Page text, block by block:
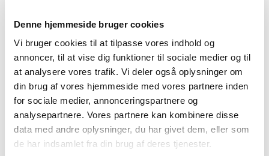
Denne hjemmeside bruger cookies
Vi bruger cookies til at tilpasse vores indhold og
annoncer, til at vise dig funktioner til sociale medier og til
at analysere vores trafik. Vi deler også oplysninger om
din brug af vores hjemmeside med vores partnere inden
for sociale medier, annonceringspartnere og
analysepartnere. Vores partnere kan kombinere disse
data med andre oplysninger, du har givet dem, eller som
de har indsamlet fra din brug af deres tjenester.
Endelig indstilling til tilskudsstatus for
NSAID’er og medicin mod svage smerter
|27. januar 2015|
Medicintilskudsnævnet har revurderet tilskudsstatus for
NSAID’er og medicin mod svage smerter (ATC-gruppe
Taptiqom® får generelt tilskud